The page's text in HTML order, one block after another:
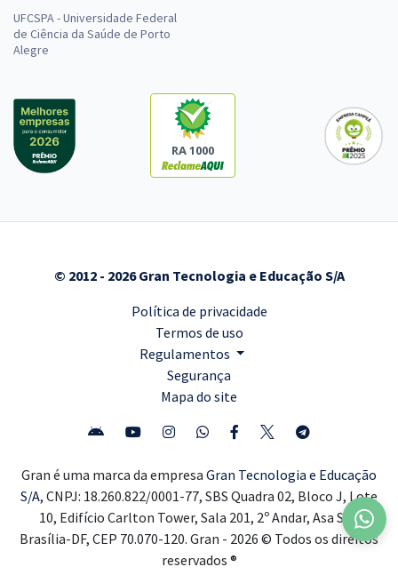
UFCSPA - Universidade Federal
de Ciência da Saúde de Porto
Alegre
RA 1000
© 2012 - 2026 Gran Tecnologia e Educação S/A
Política de privacidade
Termos de uso
Regulamentos
Segurança
Mapa do site
Gran é uma marca da empresa Gran Tecnologia e Educação
S/A, CNPJ: 18.260.822/0001-77, SBS Quadra 02, Bloco J, Lote
10, Edifício Carlton Tower, Sala 201, 2º Andar, Asa Sul,
Brasília-DF, CEP 70.070-120. Gran - 2026 © Todos os direitos
reservados ®